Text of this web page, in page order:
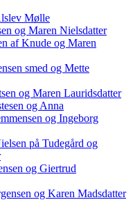
Mølle
og Maren Nielsdatter
af Knude og Maren
smed og Mette
og Maren Lauridsdatter
og Anna
og Ingeborg
på Tudegård og
og Giertrud
og Karen Madsdatter